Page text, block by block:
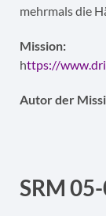
mehrmals die
Mission:
https://
Autor der
SRM